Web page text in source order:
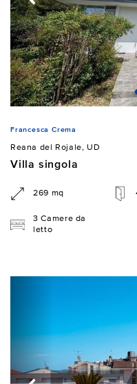
Francesca Crema
Reana del Rojale, UD
Villa singola
269 mq
3 Camere da
letto